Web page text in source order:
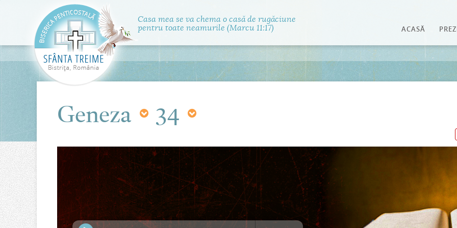
Casa mea se va chema o casă de rugăciune
pentru toate neamurile (Marcu 11:17)
ACASĂ
Geneza 34